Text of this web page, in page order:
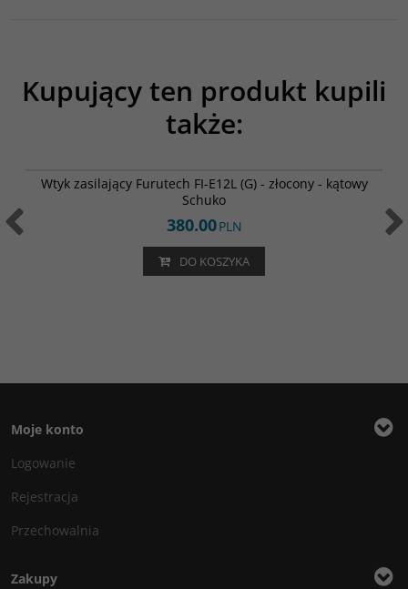
Kupujący ten produkt kupili
także:
Wtyk zasilający Furutech FI-E12L (G) - złocony - kątowy
Schuko
380.00PLN
DO KOSZYKA
Moje konto
Logowanie
Rejestracja
Przechowalnia
Zakupy